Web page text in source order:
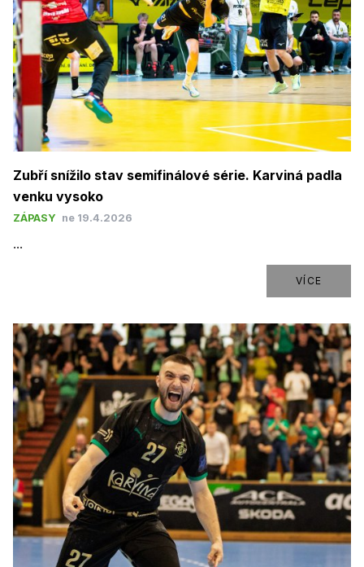
Zubří snížilo stav semifinálové série. Karviná padla
venku vysoko
ZÁPASY ne 19.4.2026
...
VÍCE